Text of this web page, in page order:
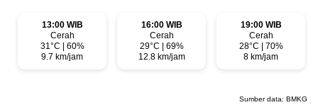
13:00 WIB
Cerah
31°C | 60%
9.7 km/jam
16:00 WIB
Cerah
29°C | 69%
12.8 km/jam
19:00 WIB
Cerah
28°C | 70%
8 km/jam
Sumber data: BMKG